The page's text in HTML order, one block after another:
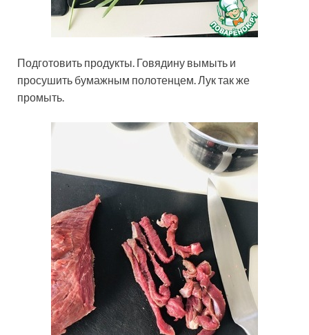
Подготовить продукты. Говядину вымыть и
просушить бумажным полотенцем. Лук так же
промыть.